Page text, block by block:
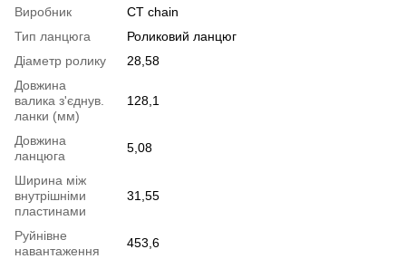
Виробник
CT chain
Тип ланцюга
Роликовий ланцюг
Діаметр ролику
28,58
Довжина
валика з'єднув.
ланки (мм)
128,1
Довжина
ланцюга
5,08
Ширина між
внутрішніми
пластинами
31,55
Руйнівне
навантаження
453,6